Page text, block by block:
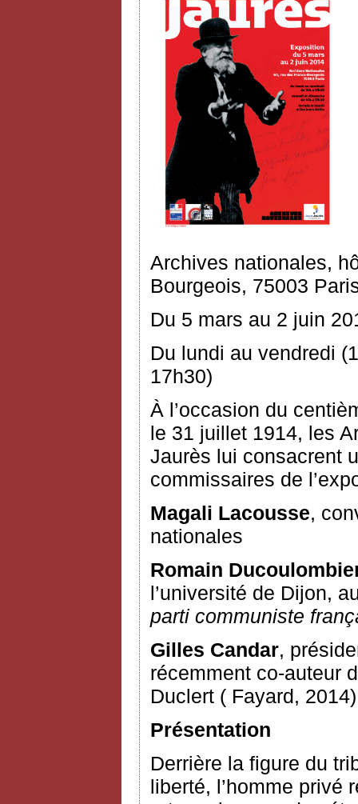
Archives nationales,
Bourgeois, 75003
Du 5 mars au 2 juin
Du lundi au vendredi
17h30)
À l’occasion du
le 31 juillet 1914, les
Jaurès lui consacrent
commissaires de
Magali Lacousse,
nationales
Romain
l’université de Dijon,
parti communiste
Gilles Candar,
récemment co-auteur
Duclert ( Fayard, 2014)
Présentation
Derrière la figure du
liberté, l’homme privé